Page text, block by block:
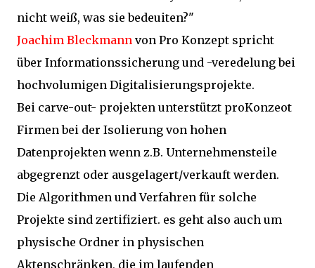
nicht weiß, was sie bedeuiten?"
Joachim Bleckmann von Pro Konzept spricht
über Informationssicherung und -veredelung bei
hochvolumigen Digitalisierungsprojekte.
Bei carve-out- projekten unterstützt proKonzeot
Firmen bei der Isolierung von hohen
Datenprojekten wenn z.B. Unternehmensteile
abgegrenzt oder ausgelagert/verkauft werden.
Die Algorithmen und Verfahren für solche
Projekte sind zertifiziert. es geht also auch um
physische Ordner in physischen
Aktenschränken, die im laufenden